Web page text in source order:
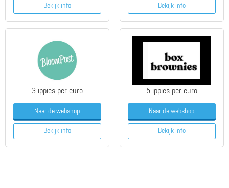
Bekijk info Bekijk info
3 ippies per euro
Naar de webshop
Bekijk info
5 ippies per euro
Naar de webshop
Bekijk info